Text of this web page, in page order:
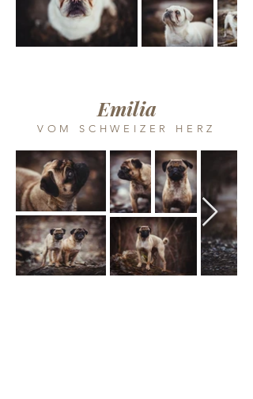
Emilia
VOM SCHWEIZER HERZ